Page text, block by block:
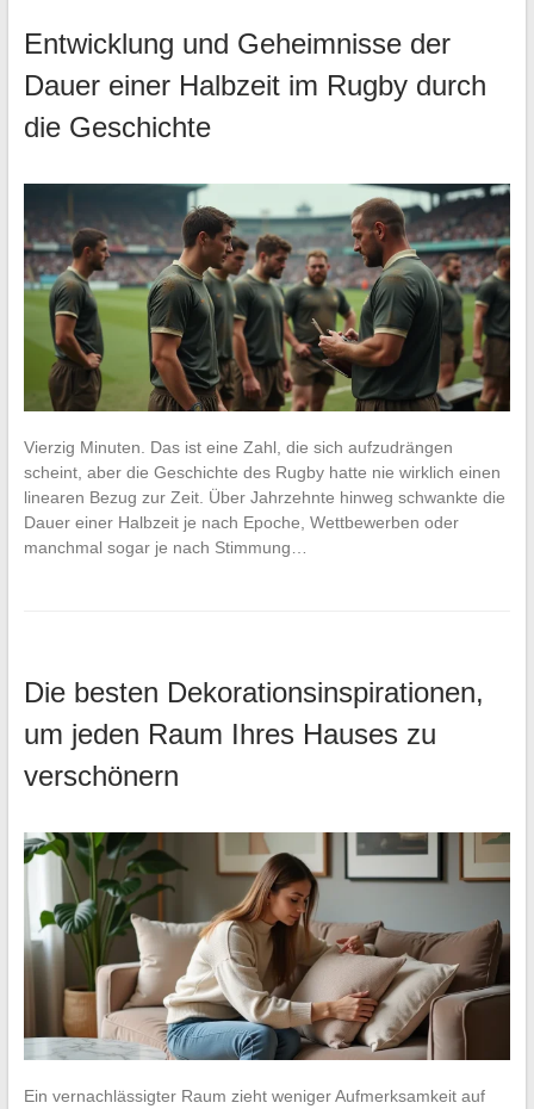
Entwicklung und Geheimnisse der
Dauer einer Halbzeit im Rugby durch
die Geschichte
Vierzig Minuten. Das ist eine Zahl, die sich aufzudrängen
scheint, aber die Geschichte des Rugby hatte nie wirklich einen
linearen Bezug zur Zeit. Über Jahrzehnte hinweg schwankte die
Dauer einer Halbzeit je nach Epoche, Wettbewerben oder
manchmal sogar je nach Stimmung…
Die besten Dekorationsinspirationen,
um jeden Raum Ihres Hauses zu
verschönern
Ein vernachlässigter Raum zieht weniger Aufmerksamkeit auf